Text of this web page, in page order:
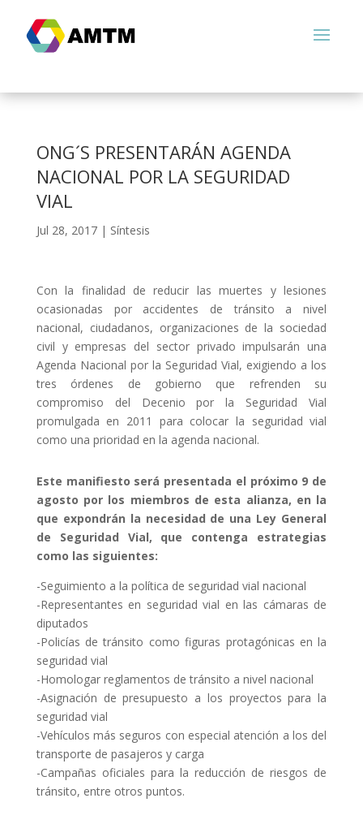
ONG´S PRESENTARÁN AGENDA
NACIONAL POR LA SEGURIDAD
VIAL
Jul 28, 2017| Síntesis
Con la finalidad de reducir las muertes y lesiones
ocasionadas por accidentes de tránsito a nivel
nacional, ciudadanos, organizaciones de la sociedad
civil y empresas del sector privado impulsarán una
Agenda Nacional por la Seguridad Vial, exigiendo a los
tres órdenes de gobierno que refrenden su
compromiso del Decenio por la Seguridad Vial
promulgada en 2011 para colocar la seguridad vial
como una prioridad en la agenda nacional.
Este manifiesto será presentada el próximo 9 de
agosto por los miembros de esta alianza, en la
que expondrán la necesidad de una Ley General
de Seguridad Vial, que contenga estrategias
como las siguientes:
-Seguimiento a la política de seguridad vial nacional
-Representantes en seguridad vial en las cámaras de
diputados
-Policías de tránsito como figuras protagónicas en la
seguridad vial
-Homologar reglamentos de tránsito a nivel nacional
-Asignación de presupuesto a los proyectos para la
seguridad vial
-Vehículos más seguros con especial atención a los del
transporte de pasajeros y carga
-Campañas oficiales para la reducción de riesgos de
tránsito, entre otros puntos.